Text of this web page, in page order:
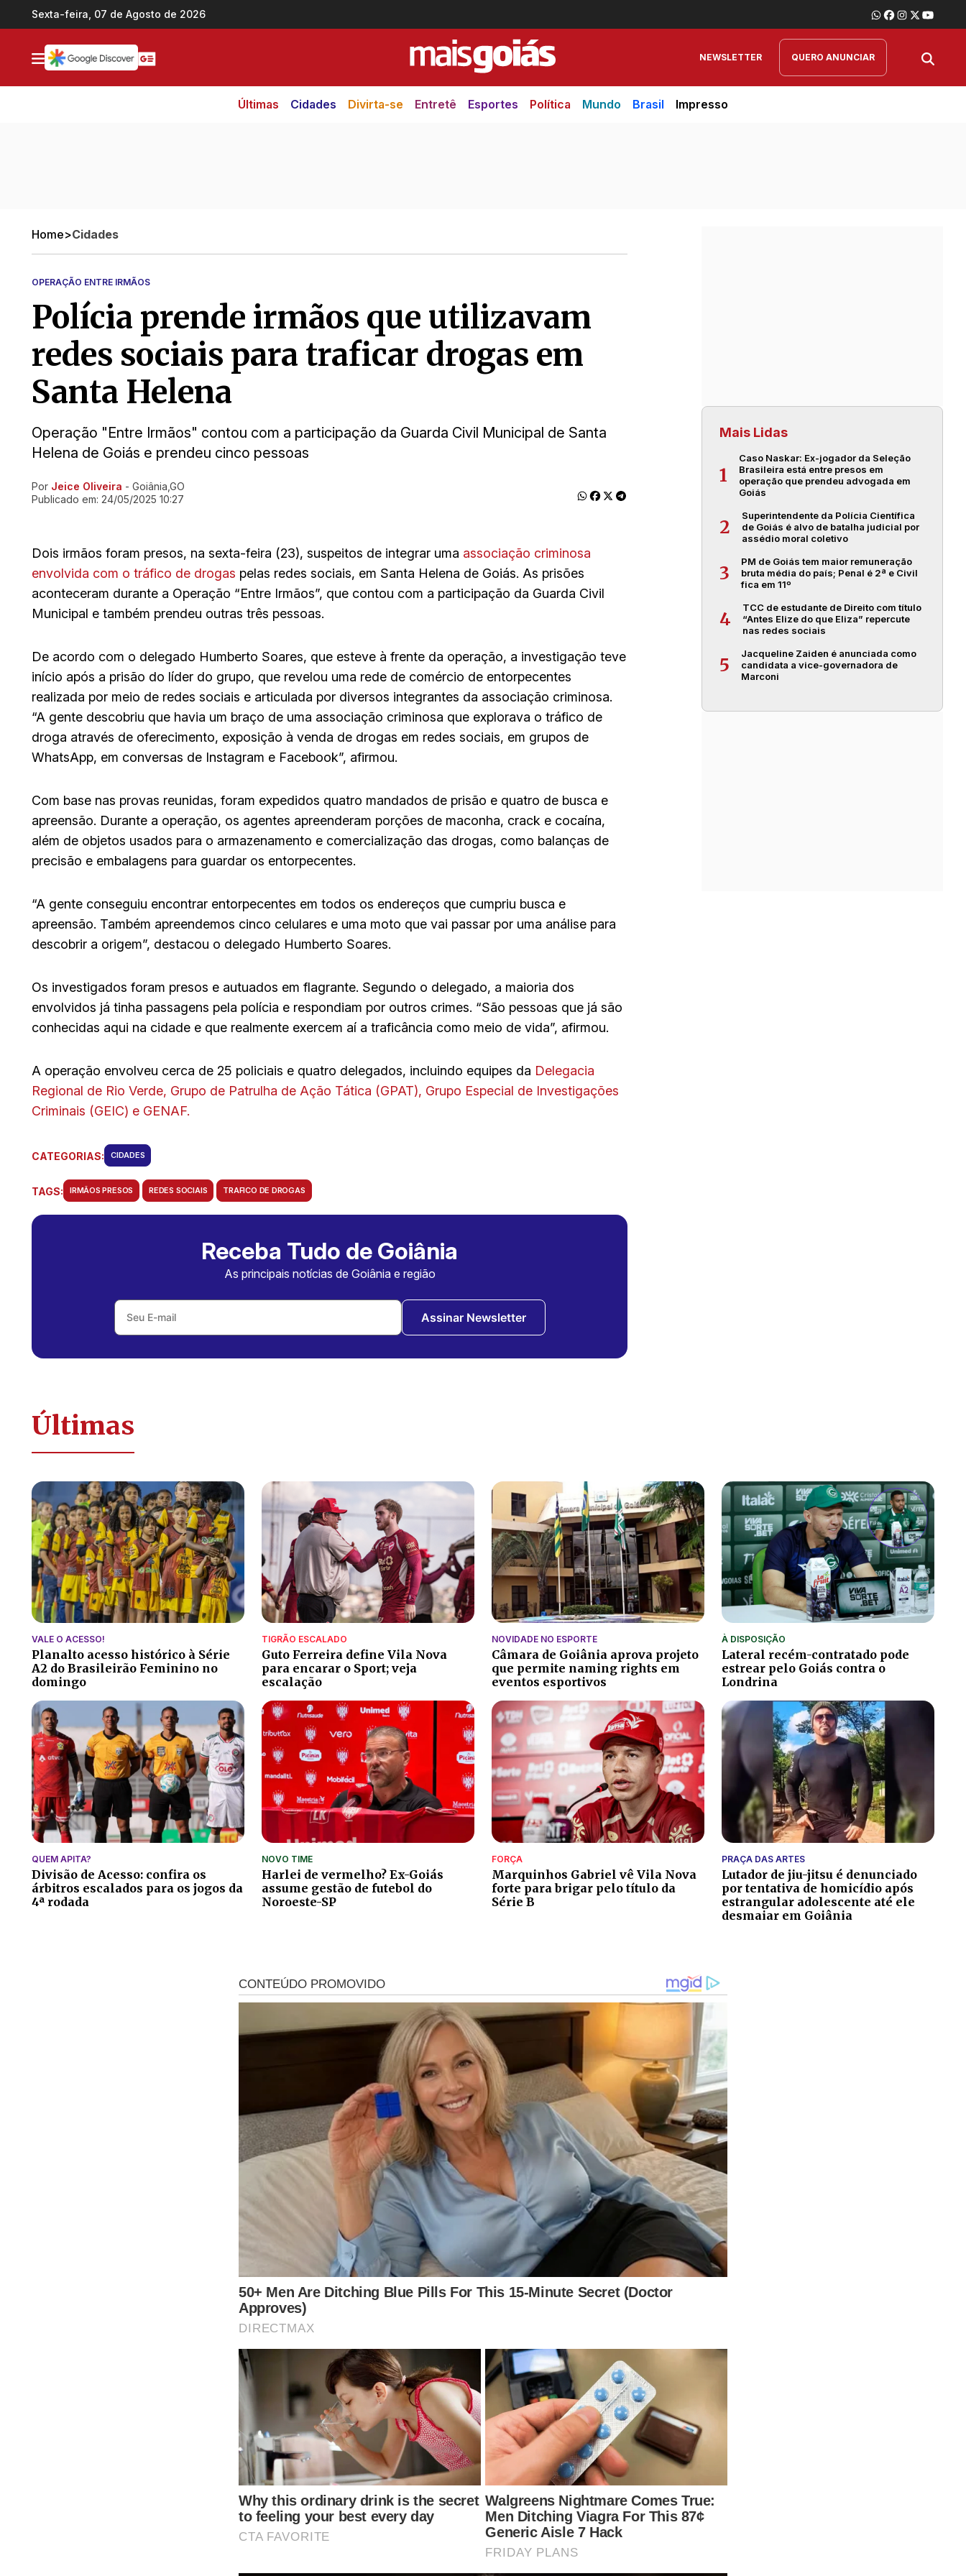
Ir direto pro conteúdo
Sexta-feira, 07 de Agosto de 2026
NEWSLETTER QUERO ANUNCIAR
Últimas Cidades Divirta-se Entretê Esportes Política Mundo Brasil Impresso
Home>Cidades
OPERAÇÃO ENTRE IRMÃOS
Polícia prende irmãos que utilizavam
redes sociais para traficar drogas em
Santa Helena
Operação "Entre Irmãos" contou com a participação da Guarda Civil Municipal de Santa
Helena de Goiás e prendeu cinco pessoas
Ir direto pra matéria
Por Jeice Oliveira - Goiânia,GO
Publicado em: 24/05/2025 10:27
Dois irmãos foram presos, na sexta-feira (23), suspeitos de integrar uma associação criminosa
envolvida com o tráfico de drogas pelas redes sociais, em Santa Helena de Goiás. As prisões
aconteceram durante a Operação “Entre Irmãos”, que contou com a participação da Guarda Civil
Municipal e também prendeu outras três pessoas.
De acordo com o delegado Humberto Soares, que esteve à frente da operação, a investigação teve
início após a prisão do líder do grupo, que revelou uma rede de comércio de entorpecentes
realizada por meio de redes sociais e articulada por diversos integrantes da associação criminosa.
“A gente descobriu que havia um braço de uma associação criminosa que explorava o tráfico de
droga através de oferecimento, exposição à venda de drogas em redes sociais, em grupos de
WhatsApp, em conversas de Instagram e Facebook”, afirmou.
Com base nas provas reunidas, foram expedidos quatro mandados de prisão e quatro de busca e
apreensão. Durante a operação, os agentes apreenderam porções de maconha, crack e cocaína,
além de objetos usados para o armazenamento e comercialização das drogas, como balanças de
precisão e embalagens para guardar os entorpecentes.
“A gente conseguiu encontrar entorpecentes em todos os endereços que cumpriu busca e
apreensão. Também apreendemos cinco celulares e uma moto que vai passar por uma análise para
descobrir a origem”, destacou o delegado Humberto Soares.
Os investigados foram presos e autuados em flagrante. Segundo o delegado, a maioria dos
envolvidos já tinha passagens pela polícia e respondiam por outros crimes. “São pessoas que já são
conhecidas aqui na cidade e que realmente exercem aí a traficância como meio de vida”, afirmou.
A operação envolveu cerca de 25 policiais e quatro delegados, incluindo equipes da Delegacia
Regional de Rio Verde, Grupo de Patrulha de Ação Tática (GPAT), Grupo Especial de Investigações
Criminais (GEIC) e GENAF.
CATEGORIAS: CIDADES
TAGS: IRMÃOS PRESOS REDES SOCIAIS TRAFICO DE DROGAS
Receba Tudo de Goiânia
As principais notícias de Goiânia e região
Assinar Newsletter
Mais Lidas
1
Caso Naskar: Ex-jogador da Seleção
Brasileira está entre presos em
operação que prendeu advogada em
Goiás
2
Superintendente da Polícia Científica
de Goiás é alvo de batalha judicial por
assédio moral coletivo
3
PM de Goiás tem maior remuneração
bruta média do país; Penal é 2ª e Civil
fica em 11º
4
TCC de estudante de Direito com título
“Antes Elize do que Eliza” repercute
nas redes sociais
5
Jacqueline Zaiden é anunciada como
candidata a vice-governadora de
Marconi
Últimas
VALE O ACESSO!
Planalto acesso histórico à Série
A2 do Brasileirão Feminino no
domingo
TIGRÃO ESCALADO
Guto Ferreira define Vila Nova
para encarar o Sport; veja
escalação
NOVIDADE NO ESPORTE
Câmara de Goiânia aprova projeto
que permite naming rights em
eventos esportivos
À DISPOSIÇÃO
Lateral recém-contratado pode
estrear pelo Goiás contra o
Londrina
QUEM APITA?
Divisão de Acesso: confira os
árbitros escalados para os jogos da
4ª rodada
NOVO TIME
Harlei de vermelho? Ex-Goiás
assume gestão de futebol do
Noroeste-SP
FORÇA
Marquinhos Gabriel vê Vila Nova
forte para brigar pelo título da
Série B
PRAÇA DAS ARTES
Lutador de jiu-jitsu é denunciado
por tentativa de homicídio após
estrangular adolescente até ele
desmaiar em Goiânia